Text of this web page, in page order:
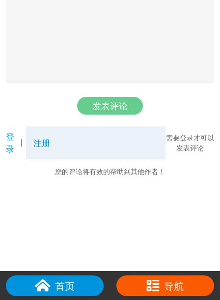
发表评论
登
录
注册
需要登录才可以
发表评论
您的评论将有效的帮助到其他作者！
首页 导航